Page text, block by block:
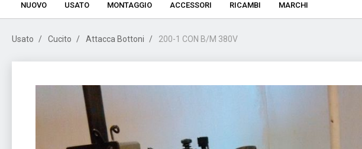
NUOVO USATO MONTAGGIO ACCESSORI RICAMBI MARCHI
Usato Cucito Attacca Bottoni 200-1 CON B/M 380V